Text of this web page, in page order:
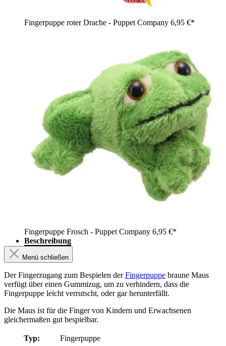
Fingerpuppe roter Drache - Puppet Company 6,95 €*
Fingerpuppe Frosch - Puppet Company 6,95 €*
Beschreibung
Menü schließen
Der Fingerzugang zum Bespielen derFingerpuppe braune Maus
verfügt über einen Gummizug, um zu verhindern, dass die
Fingerpuppe leicht verrutscht, oder gar herunterfällt.
Die Maus ist für die Finger von Kindern und Erwachsenen
gleichermaßen gut bespielbar.
Typ:
Fingerpuppe